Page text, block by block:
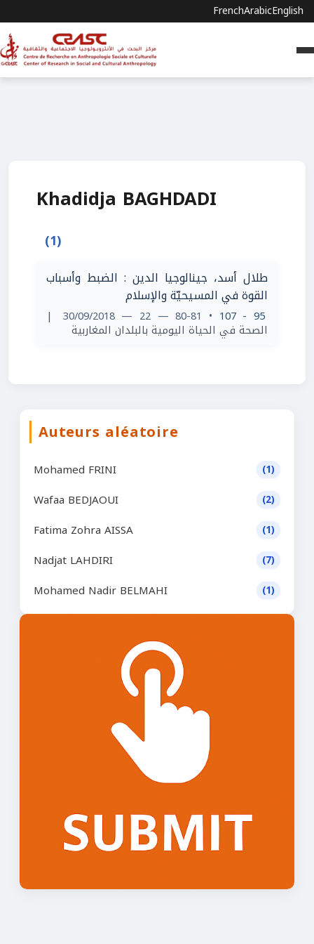
FrenchArabicEnglish
Khadidja BAGHDADI
(1)
طلال أسد، جينالوجيا الدين : الضبط وأسباب
القوة في المسيحيّة والإسلام
95 - 107
• 80-81 — 22 — 30/09/2018
|
الصحة في الحياة اليومية بالبلدان المغاربية
Auteurs aléatoire
Mohamed FRINI (1)
Wafaa BEDJAOUI (2)
Fatima Zohra AISSA (1)
Nadjat LAHDIRI (7)
Mohamed Nadir BELMAHI (1)